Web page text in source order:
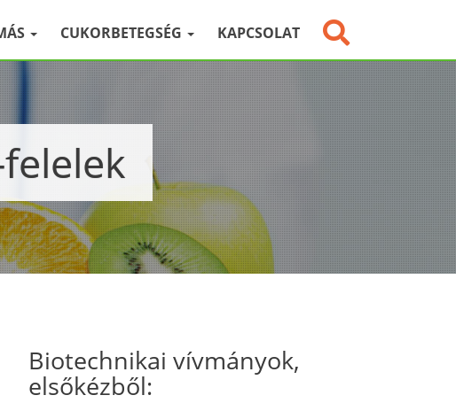
CUKORBETEGSÉG KAPCSOLAT
felelek
Biotechnikai vívmányok,
elsőkézből: